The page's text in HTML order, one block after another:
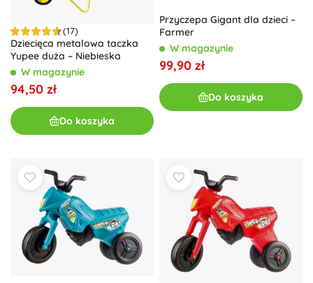
(17)
Dziecięca metalowa taczka
Yupee duża – Niebieska
W magazynie
94,50 zł
Do koszyka
Przyczepa Gigant dla dzieci –
Farmer
W magazynie
99,90 zł
Do koszyka